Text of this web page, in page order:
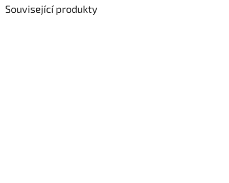
Související produkty